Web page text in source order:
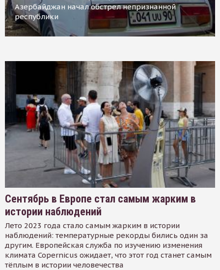
Азербайджан начал обстрел непризнанной
республики
Сентябрь в Европе стал самым жарким в
истории наблюдений
Лето 2023 года стало самым жарким в истории
наблюдений: температурные рекорды бились один за
другим. Европейская служба по изучению изменения
климата Copernicus ожидает, что этот год станет самым
тёплым в истории человечества